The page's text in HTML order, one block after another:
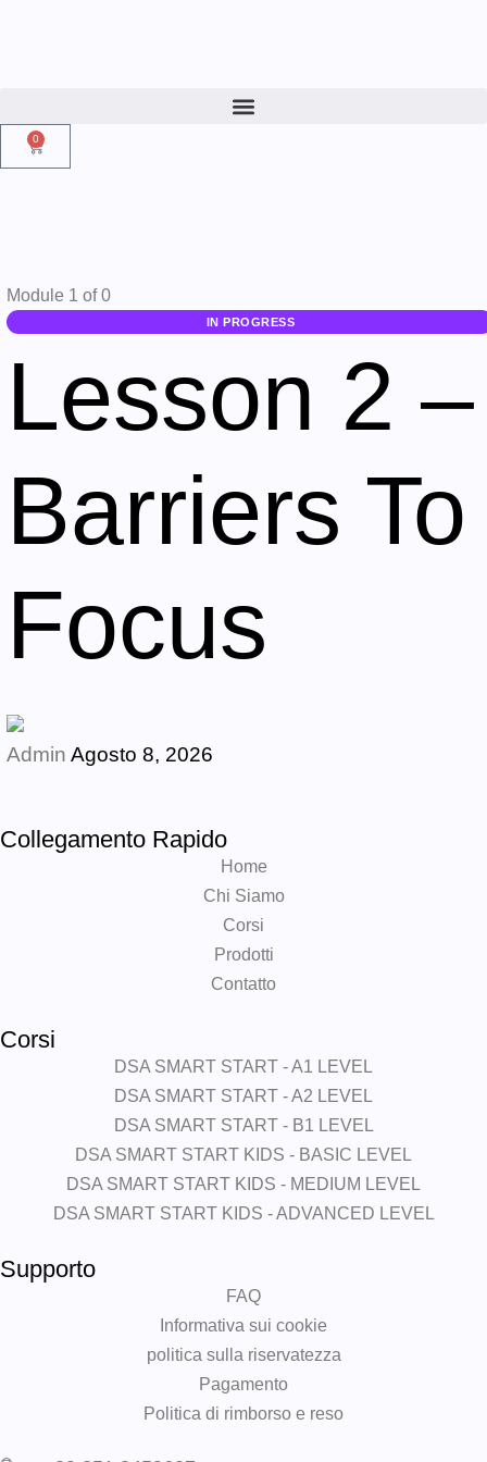
0
Module 1of 0
IN PROGRESS
Lesson 2 –
Barriers To
Focus
AdminAgosto 8, 2026
Collegamento Rapido
Home
Chi Siamo
Corsi
Prodotti
Contatto
Corsi
DSA SMART START - A1 LEVEL
DSA SMART START - A2 LEVEL
DSA SMART START - B1 LEVEL
DSA SMART START KIDS - BASIC LEVEL
DSA SMART START KIDS - MEDIUM LEVEL
DSA SMART START KIDS - ADVANCED LEVEL
Supporto
FAQ
Informativa sui cookie
politica sulla riservatezza
Pagamento
Politica di rimborso e reso